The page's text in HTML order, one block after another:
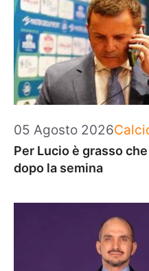
05 Agosto 2026
Per Lucio è grasso
dopo la semina